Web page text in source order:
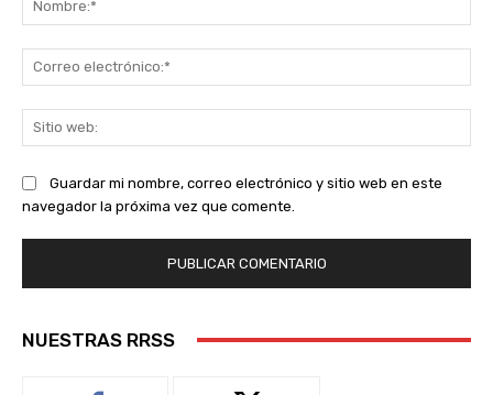
Guardar mi nombre, correo electrónico y sitio web en este
navegador la próxima vez que comente.
NUESTRAS RRSS